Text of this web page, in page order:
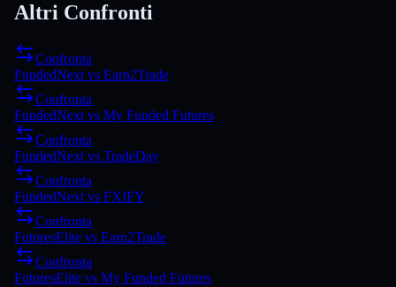
Altri Confronti
Confronta
FundedNext vs Earn2Trade
Confronta
FundedNext vs My Funded Futures
Confronta
FundedNext vs TradeDay
Confronta
FundedNext vs FXIFY
Confronta
FuturesElite vs Earn2Trade
Confronta
FuturesElite vs My Funded Futures